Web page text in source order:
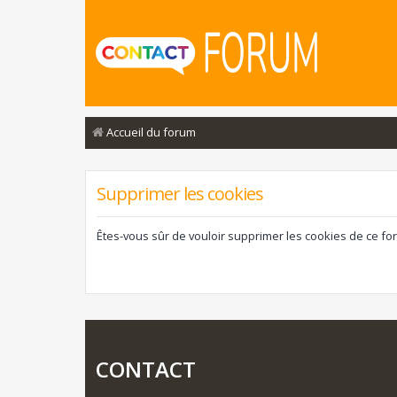
Accueil du forum
Supprimer les cookies
Êtes-vous sûr de vouloir supprimer les cookies de ce
CONTACT